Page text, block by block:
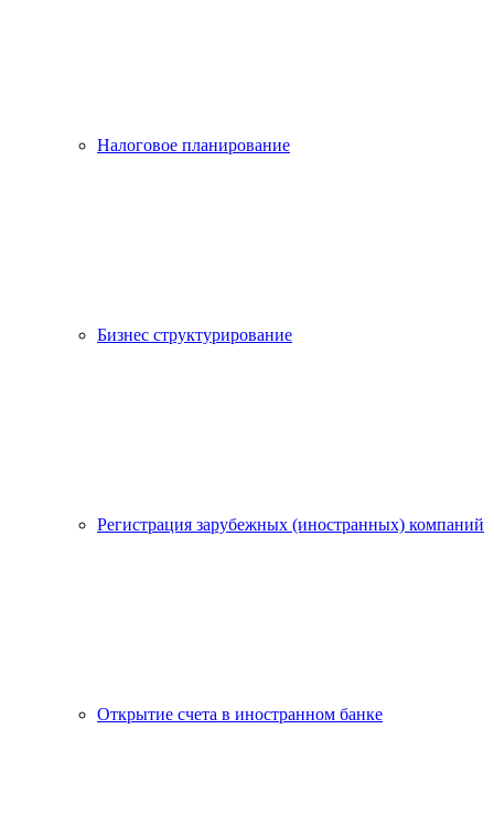
Налоговое планирование
Бизнес структурирование
Регистрация зарубежных (иностранных) компаний
Открытие счета в иностранном банке